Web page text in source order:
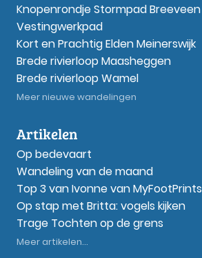
Knopenrondje Stormpad Breeveen
Vestingwerkpad
Kort en Prachtig Elden Meinerswijk
Brede rivierloop Maasheggen
Brede rivierloop Wamel
Meer nieuwe wandelingen
Artikelen
Op bedevaart
Wandeling van de maand
Top 3 van Ivonne van MyFootPrints
Op stap met Britta: vogels kijken
Trage Tochten op de grens
Meer artikelen...